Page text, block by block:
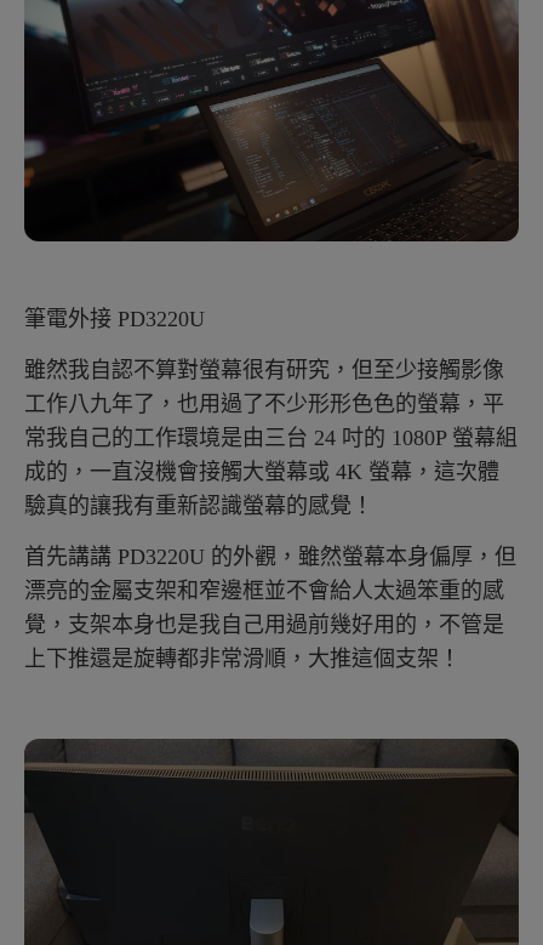
筆電外接 PD3220U
雖然我自認不算對螢幕很有研究，但至少接觸影像
工作八九年了，也用過了不少形形色色的螢幕，平
常我自己的工作環境是由三台 24 吋的 1080P 螢幕組
成的，一直沒機會接觸大螢幕或 4K 螢幕，這次體
驗真的讓我有重新認識螢幕的感覺！
首先講講 PD3220U 的外觀，雖然螢幕本身偏厚，但
漂亮的金屬支架和窄邊框並不會給人太過笨重的感
覺，支架本身也是我自己用過前幾好用的，不管是
上下推還是旋轉都非常滑順，大推這個支架！